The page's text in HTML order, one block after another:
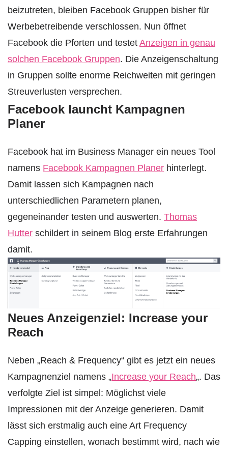
beizutreten, bleiben Facebook Gruppen bisher für
Werbebetreibende verschlossen. Nun öffnet
Facebook die Pforten und testet Anzeigen in genau
solchen Facebook Gruppen. Die Anzeigenschaltung
in Gruppen sollte enorme Reichweiten mit geringen
Streuverlusten versprechen.
Facebook launcht Kampagnen
Planer
Facebook hat im Business Manager ein neues Tool
namens Facebook Kampagnen Planer hinterlegt.
Damit lassen sich Kampagnen nach
unterschiedlichen Parametern planen,
gegeneinander testen und auswerten. Thomas
Hutter schildert in seinem Blog erste Erfahrungen
damit.
Neues Anzeigenziel: Increase your
Reach
Neben „Reach & Frequency“ gibt es jetzt ein neues
Kampagnenziel namens „Increase your Reach„. Das
verfolgte Ziel ist simpel: Möglichst viele
Impressionen mit der Anzeige generieren. Damit
lässt sich erstmalig auch eine Art Frequency
Capping einstellen, wonach bestimmt wird, nach wie